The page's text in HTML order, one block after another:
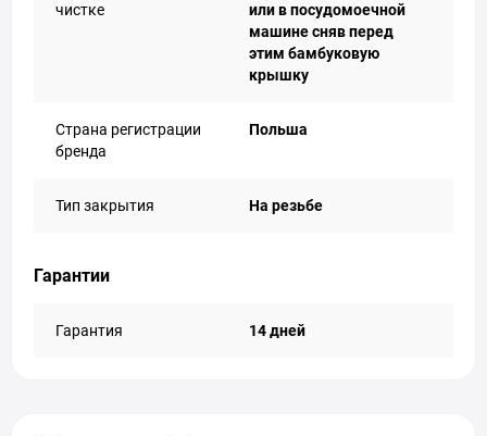
чистке
или в посудомоечной
машине сняв перед
этим бамбуковую
крышку
Страна регистрации
бренда
Польша
Тип закрытия На резьбе
Гарантии
Гарантия 14 дней